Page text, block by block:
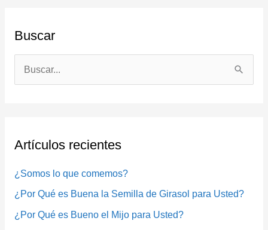
Buscar
a
r
Artículos recientes
¿Somos lo que comemos?
¿Por Qué es Buena la Semilla de Girasol para Usted?
¿Por Qué es Bueno el Mijo para Usted?